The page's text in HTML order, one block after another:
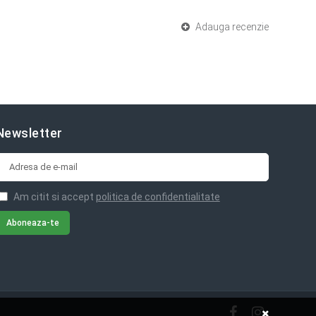
Adauga recenzie
Am citit si accept politica de confidentialitate